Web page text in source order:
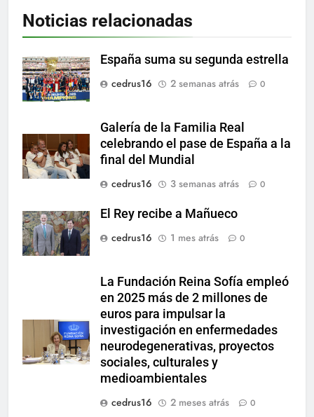
Noticias relacionadas
España suma su segunda estrella
cedrus16
2 semanas atrás 0
Galería de la Familia Real
celebrando el pase de España a la
final del Mundial
cedrus16
3 semanas atrás 0
El Rey recibe a Mañueco
cedrus16
1 mes atrás 0
La Fundación Reina Sofía empleó
en 2025 más de 2 millones de
euros para impulsar la
investigación en enfermedades
neurodegenerativas, proyectos
sociales, culturales y
medioambientales
cedrus16
2 meses atrás 0